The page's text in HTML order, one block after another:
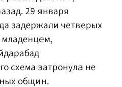
29 января
задержали четверых
схема затронула не
общин.